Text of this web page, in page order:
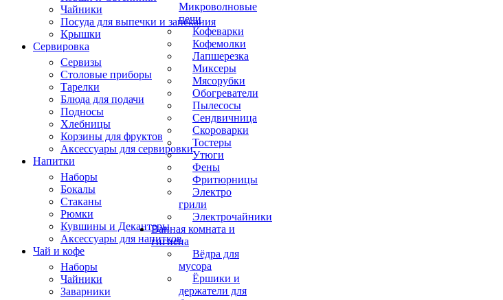
Микроволновые
печи
Кофеварки
Кофемолки
Лапшерезка
Миксеры
Мясорубки
Обогреватели
Пылесосы
Сендвичница
Скороварки
Тостеры
Утюги
Фены
Фритюрницы
Электро
грили
Электрочайники
Ванная комната и
гигиена
Вёдра для
мусора
Ёршики и
держатели для
Чайники
Посуда для выпечки и запекания
Крышки
Сервировка
Сервизы
Столовые приборы
Тарелки
Блюда для подачи
Подносы
Хлебницы
Корзины для фруктов
Аксессуары для сервировки
Напитки
Наборы
Бокалы
Стаканы
Рюмки
Кувшины и Декантеры
Аксессуары для напитков
Чай и кофе
Наборы
Чайники
Заварники